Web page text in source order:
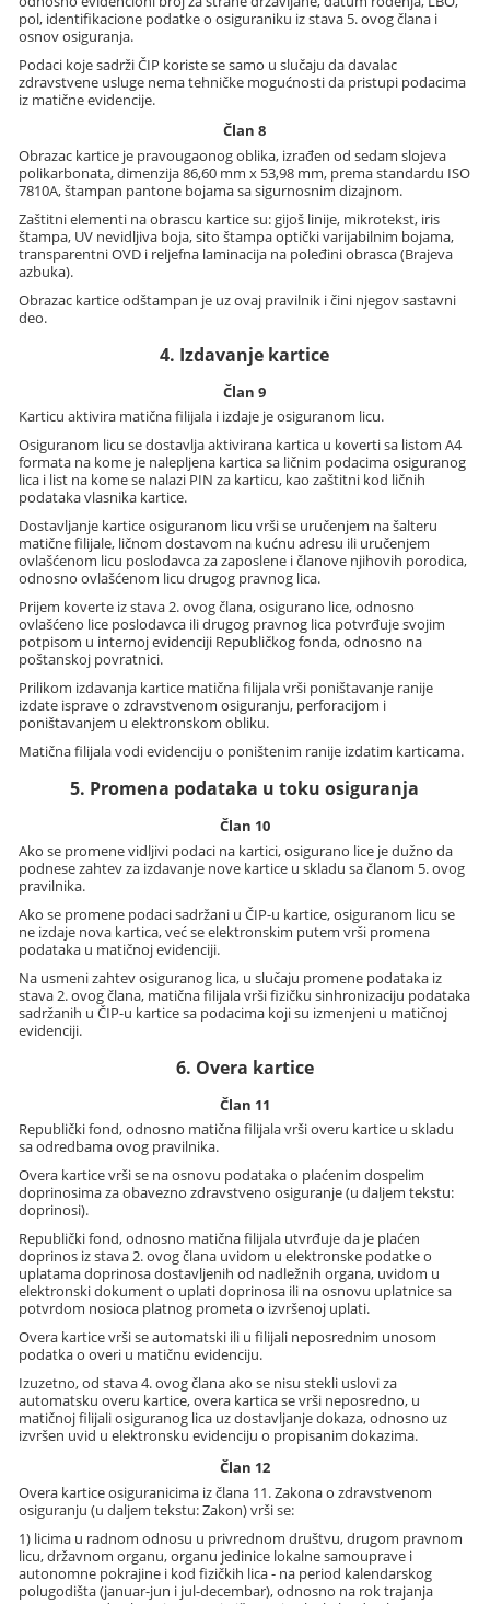
pol, identifikacione podatke o osiguraniku iz stava 5. ovog člana i
osnov osiguranja.
Podaci koje sadrži ČIP koriste se samo u slučaju da davalac
zdravstvene usluge nema tehničke mogućnosti da pristupi podacima
iz matične evidencije.
Član 8
Obrazac kartice je pravougaonog oblika, izrađen od sedam slojeva
polikarbonata, dimenzija 86,60 mm x 53,98 mm, prema standardu ISO
7810A, štampan pantone bojama sa sigurnosnim dizajnom.
Zaštitni elementi na obrascu kartice su: gijoš linije, mikrotekst, iris
štampa, UV nevidljiva boja, sito štampa optički varijabilnim bojama,
transparentni OVD i reljefna laminacija na poleđini obrasca (Brajeva
azbuka).
Obrazac kartice odštampan je uz ovaj pravilnik i čini njegov sastavni
deo.
4. Izdavanje kartice
Član 9
Karticu aktivira matična filijala i izdaje je osiguranom licu.
Osiguranom licu se dostavlja aktivirana kartica u koverti sa listom A4
formata na kome je nalepljena kartica sa ličnim podacima osiguranog
lica i list na kome se nalazi PIN za karticu, kao zaštitni kod ličnih
podataka vlasnika kartice.
Dostavljanje kartice osiguranom licu vrši se uručenjem na šalteru
matične filijale, ličnom dostavom na kućnu adresu ili uručenjem
ovlašćenom licu poslodavca za zaposlene i članove njihovih porodica,
odnosno ovlašćenom licu drugog pravnog lica.
Prijem koverte iz stava 2. ovog člana, osigurano lice, odnosno
ovlašćeno lice poslodavca ili drugog pravnog lica potvrđuje svojim
potpisom u internoj evidenciji Republičkog fonda, odnosno na
poštanskoj povratnici.
Prilikom izdavanja kartice matična filijala vrši poništavanje ranije
izdate isprave o zdravstvenom osiguranju, perforacijom i
poništavanjem u elektronskom obliku.
Matična filijala vodi evidenciju o poništenim ranije izdatim karticama.
5. Promena podataka u toku osiguranja
Član 10
Ako se promene vidljivi podaci na kartici, osigurano lice je dužno da
podnese zahtev za izdavanje nove kartice u skladu sa članom 5. ovog
pravilnika.
Ako se promene podaci sadržani u ČIP-u kartice, osiguranom licu se
ne izdaje nova kartica, već se elektronskim putem vrši promena
podataka u matičnoj evidenciji.
Na usmeni zahtev osiguranog lica, u slučaju promene podataka iz
stava 2. ovog člana, matična filijala vrši fizičku sinhronizaciju podataka
sadržanih u ČIP-u kartice sa podacima koji su izmenjeni u matičnoj
evidenciji.
6. Overa kartice
Član 11
Republički fond, odnosno matična filijala vrši overu kartice u skladu
sa odredbama ovog pravilnika.
Overa kartice vrši se na osnovu podataka o plaćenim dospelim
doprinosima za obavezno zdravstveno osiguranje (u daljem tekstu:
doprinosi).
Republički fond, odnosno matična filijala utvrđuje da je plaćen
doprinos iz stava 2. ovog člana uvidom u elektronske podatke o
uplatama doprinosa dostavljenih od nadležnih organa, uvidom u
elektronski dokument o uplati doprinosa ili na osnovu uplatnice sa
potvrdom nosioca platnog prometa o izvršenoj uplati.
Overa kartice vrši se automatski ili u filijali neposrednim unosom
podatka o overi u matičnu evidenciju.
Izuzetno, od stava 4. ovog člana ako se nisu stekli uslovi za
automatsku overu kartice, overa kartica se vrši neposredno, u
matičnoj filijali osiguranog lica uz dostavljanje dokaza, odnosno uz
izvršen uvid u elektronsku evidenciju o propisanim dokazima.
Član 12
Overa kartice osiguranicima iz člana 11. Zakona o zdravstvenom
osiguranju (u daljem tekstu: Zakon) vrši se:
1) licima u radnom odnosu u privrednom društvu, drugom pravnom
licu, državnom organu, organu jedinice lokalne samouprave i
autonomne pokrajine i kod fizičkih lica - na period kalendarskog
polugodišta (januar-jun i jul-decembar), odnosno na rok trajanja